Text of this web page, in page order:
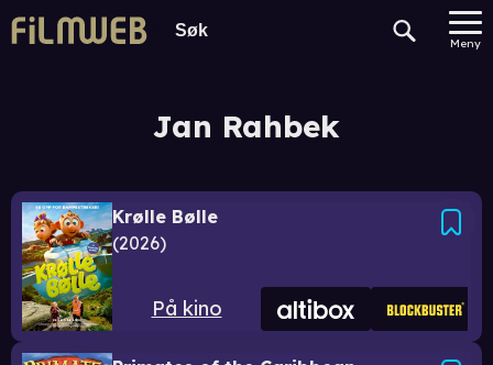
Meny
Jan Rahbek
Krølle Bølle
2026
På kino